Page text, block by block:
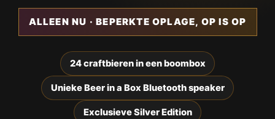
ALLEEN NU · BEPERKTE OPLAGE, OP IS OP
24 craftbieren in een boombox
Unieke Beer in a Box Bluetooth speaker
Exclusieve Silver Edition